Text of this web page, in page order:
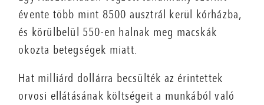
évente több mint 8500 ausztrál kerül kórházba,
és körülbelül 550-en halnak meg macskák
okozta betegségek miatt.
Hat milliárd dollárra becsülték az érintettek
orvosi ellátásának költségeit a munkából való